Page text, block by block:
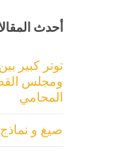
أحدث
توتر كبير
ومجلس
المحامي
صيغ و